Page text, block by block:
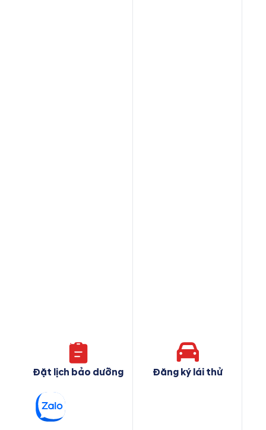
Đặt lịch bảo dưỡng Đăng ký lái thử